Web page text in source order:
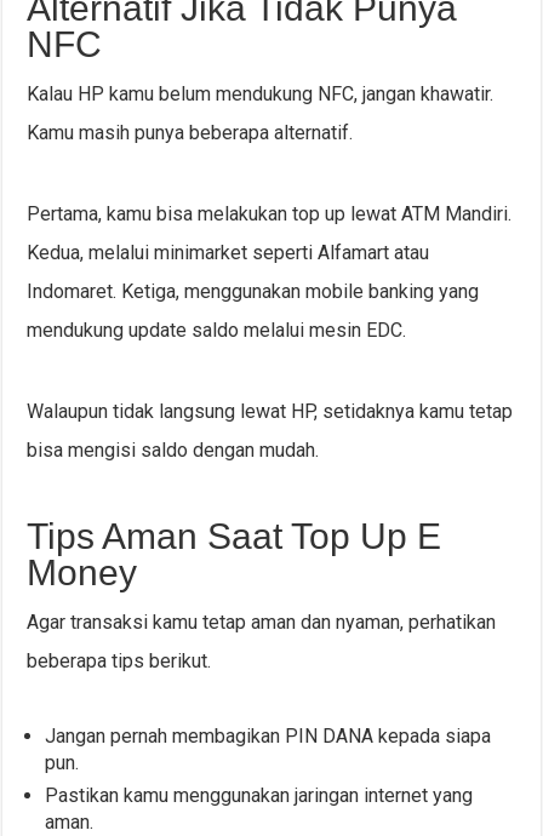
NFC
Kalau HP kamu belum mendukung NFC, jangan khawatir.
Kamu masih punya beberapa alternatif.
Pertama, kamu bisa melakukan top up lewat ATM Mandiri.
Kedua, melalui minimarket seperti Alfamart atau
Indomaret. Ketiga, menggunakan mobile banking yang
mendukung update saldo melalui mesin EDC.
Walaupun tidak langsung lewat HP, setidaknya kamu tetap
bisa mengisi saldo dengan mudah.
Tips Aman Saat Top Up E
Money
Agar transaksi kamu tetap aman dan nyaman, perhatikan
beberapa tips berikut.
Jangan pernah membagikan PIN DANA kepada siapa
pun.
Pastikan kamu menggunakan jaringan internet yang
aman.